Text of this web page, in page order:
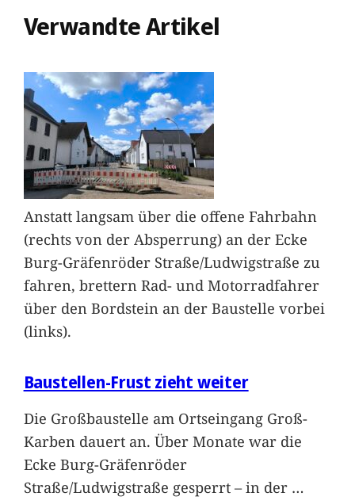
Verwandte Artikel
Anstatt langsam über die offene Fahrbahn
(rechts von der Absperrung) an der Ecke
Burg-Gräfenröder Straße/Ludwigstraße zu
fahren, brettern Rad- und Motorradfahrer
über den Bordstein an der Baustelle vorbei
(links).
Baustellen-Frust zieht weiter
Die Großbaustelle am Ortseingang Groß-
Karben dauert an. Über Monate war die
Ecke Burg-Gräfenröder
Straße/Ludwigstraße gesperrt – in der …